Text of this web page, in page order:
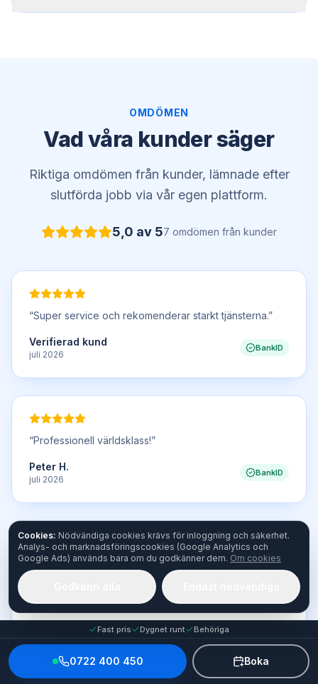
OMDÖMEN
Vad våra kunder säger
Riktiga omdömen från kunder, lämnade efter
slutförda jobb via vår egen plattform.
5,0 av 57 omdömen från kunder
“Super service och rekomenderar starkt tjänsterna.”
Verifierad kund
juli 2026
BankID
“Professionell världsklass!”
Peter H.
juli 2026
BankID
“Snabbt, bra och väl utfört.”
juli 2026
Fast pris Dygnet runt Behöriga
0722 400 450 Boka
Cookies: Nödvändiga cookies krävs för inloggning och säkerhet.
Analys- och marknadsföringscookies (Google Analytics och
Google Ads) används bara om du godkänner dem. Om cookies